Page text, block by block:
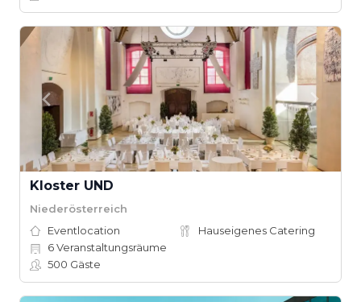
Kloster UND
Niederösterreich
Eventlocation
Hauseigenes Catering
6Veranstaltungsräume
500 Gäste